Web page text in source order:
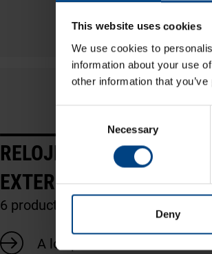
This website uses cookies
We use cookies to
information about your use
other information that
Necessary
Deny
RELOJES ANALÓGICOS
EXTERIORES
6 productos
A los productos